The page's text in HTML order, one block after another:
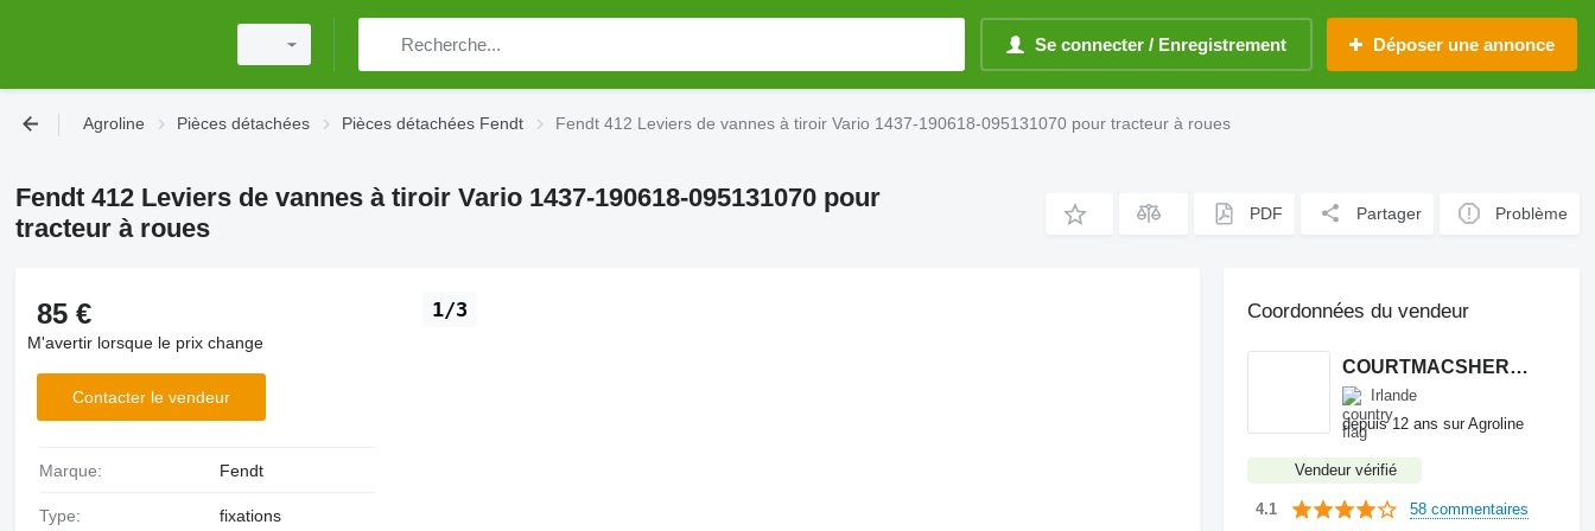
Se connecter / Enregistrement Déposer une annonce
Agroline Pièces détachées Pièces détachées Fendt Fendt 412 Leviers de vannes à tiroir Vario 1437-190618-095131070 pour tracteur à roues
Fendt 412 Leviers de vannes à tiroir Vario 1437-190618-095131070 pour
tracteur à roues
PDF Partager Problème
1/3
85 €
M'avertir lorsque le prix change
Contacter le vendeur
Marque: Fendt
Type: fixations
Coordonnées du vendeur
COURTMACSHERRY MACHINERY LTD
Irlande
depuis 12 ans sur Agroline
Vendeur vérifié
4.1 58 commentaires